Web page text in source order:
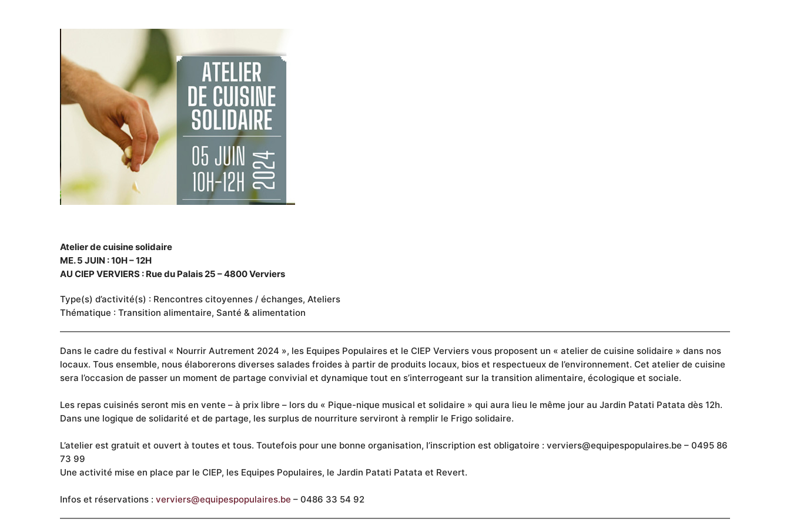
Atelier de cuisine solidaire
ME. 5 JUIN : 10H – 12H
AU CIEP VERVIERS : Rue du Palais 25 – 4800 Verviers
Type(s) d’activité(s) : Rencontres citoyennes / échanges, Ateliers
Thématique : Transition alimentaire, Santé & alimentation
Dans le cadre du festival « Nourrir Autrement 2024 », les Equipes Populaires et le CIEP Verviers vous proposent un « atelier de cuisine solidaire » dans nos
locaux. Tous ensemble, nous élaborerons diverses salades froides à partir de produits locaux, bios et respectueux de l’environnement. Cet atelier de cuisine
sera l’occasion de passer un moment de partage convivial et dynamique tout en s’interrogeant sur la transition alimentaire, écologique et sociale.
Les repas cuisinés seront mis en vente – à prix libre – lors du « Pique-nique musical et solidaire » qui aura lieu le même jour au Jardin Patati Patata dès 12h.
Dans une logique de solidarité et de partage, les surplus de nourriture serviront à remplir le Frigo solidaire.
L’atelier est gratuit et ouvert à toutes et tous. Toutefois pour une bonne organisation, l’inscription est obligatoire : verviers@equipespopulaires.be – 0495 86
73 99
Une activité mise en place par le CIEP, les Equipes Populaires, le Jardin Patati Patata et Revert.
Infos et réservations : verviers@equipespopulaires.be – 0486 33 54 92